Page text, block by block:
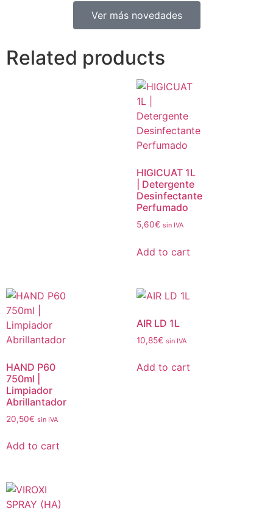
Ver más novedades
Related products
HIGICUAT 1L
| Detergente
Desinfectante
Perfumado
5,60€ sin IVA
Add to cart
HAND P60
750ml |
Limpiador
Abrillantador
20,50€ sin IVA
Add to cart
AIR LD 1L
10,85€ sin IVA
Add to cart